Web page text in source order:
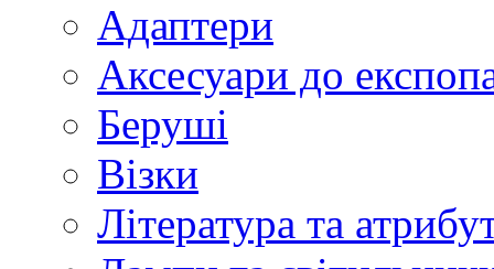
Адаптери
Аксесуари до
Беруші
Візки
Література та